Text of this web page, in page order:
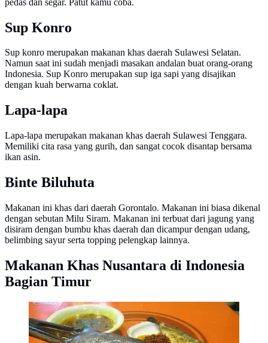
Sup Konro
Sup konro merupakan makanan khas daerah Sulawesi Selatan.
Namun saat ini sudah menjadi masakan andalan buat orang-orang
Indonesia. Sup Konro merupakan sup iga sapi yang disajikan
dengan kuah berwarna coklat.
Lapa-lapa
Lapa-lapa merupakan makanan khas daerah Sulawesi Tenggara.
Memiliki cita rasa yang gurih, dan sangat cocok disantap bersama
ikan asin.
Binte Biluhuta
Makanan ini khas dari daerah Gorontalo. Makanan ini biasa dikenal
dengan sebutan Milu Siram. Makanan ini terbuat dari jagung yang
disiram dengan bumbu khas daerah dan dicampur dengan udang,
belimbing sayur serta topping pelengkap lainnya.
Makanan Khas Nusantara di Indonesia
Bagian Timur